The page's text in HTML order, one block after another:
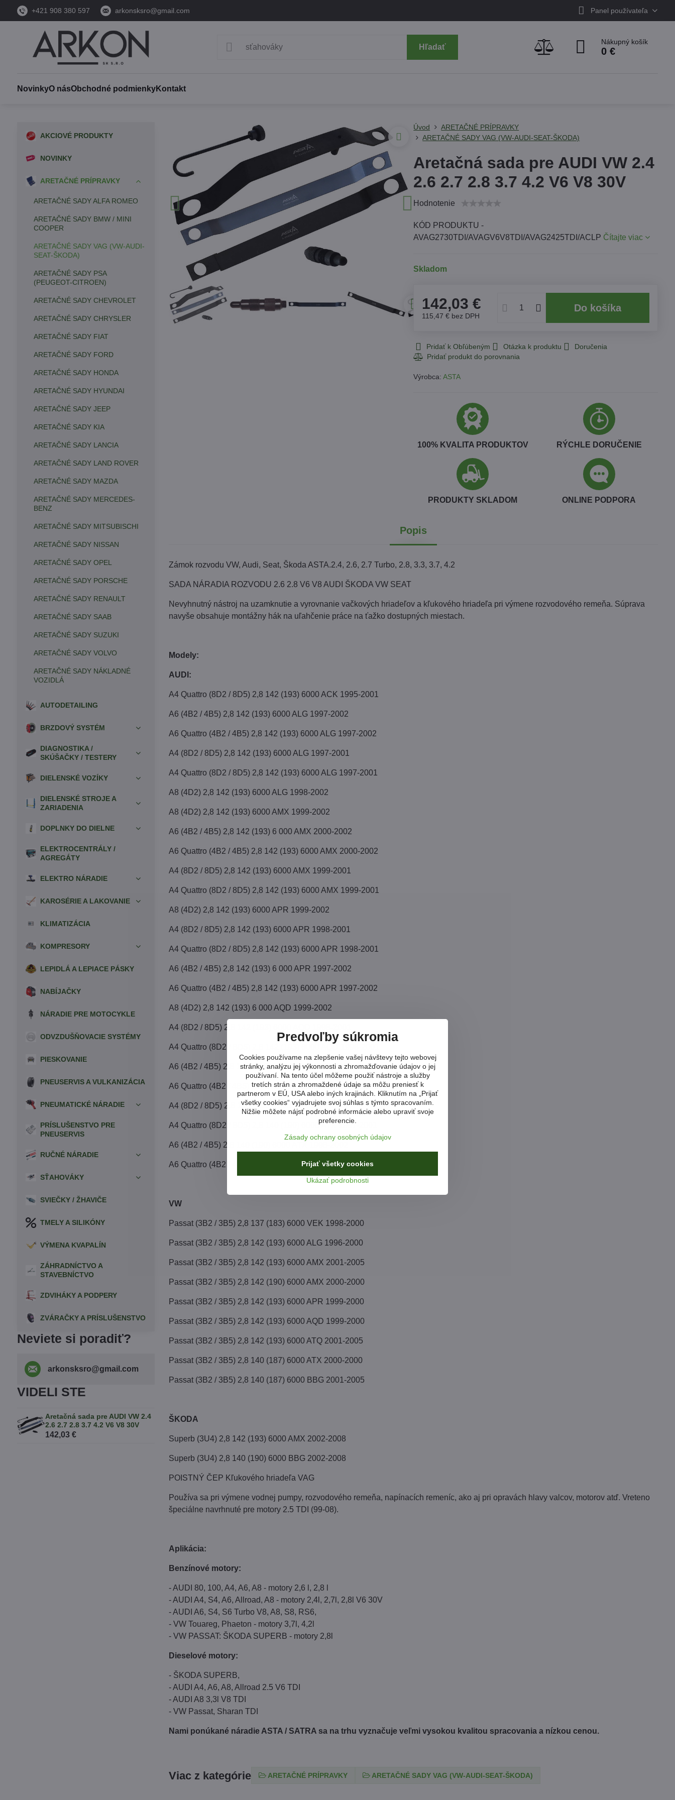
+421 908 380 597 arkonsksro@gmail.com Panel používateľa
Hľadať
Nákupný košík
0 €
NovinkyO násObchodné podmienkyKontakt
Úvod
ARETAČNÉ PRÍPRAVKY
ARETAČNÉ SADY VAG (VW-AUDI-SEAT-ŠKODA)
Aretačná sada pre AUDI VW 2.4
2.6 2.7 2.8 3.7 4.2 V6 V8 30V
Hodnotenie
KÓD PRODUKTU -
AVAG2730TDI/AVAGV6V8TDI/AVAG2425TDI/ACLP Čítajte viac
Skladom
142,03 €
115,47 € bez DPH
Do košíka
Pridať k Obľúbeným Otázka k produktu Doručenia
Výrobca:ASTA
100% KVALITA PRODUKTOV RÝCHLE DORUČENIE
PRODUKTY SKLADOM ONLINE PODPORA
Popis
Zámok rozvodu VW, Audi, Seat, Škoda ASTA.2.4, 2.6, 2.7 Turbo, 2.8, 3.3, 3.7, 4.2
SADA NÁRADIA ROZVODU 2.6 2.8 V6 V8 AUDI ŠKODA VW SEAT
Nevyhnutný nástroj na uzamknutie a vyrovnanie vačkových hriadeľov a kľukového hriadeľa pri výmene rozvodového remeňa. Súprava
navyše obsahuje montážny hák na uľahčenie práce na ťažko dostupných miestach.
Modely:
AUDI:
A4 Quattro (8D2 / 8D5) 2,8 142 (193) 6000 ACK 1995-2001
A6 (4B2 / 4B5) 2,8 142 (193) 6000 ALG 1997-2002
A6 Quattro (4B2 / 4B5) 2,8 142 (193) 6000 ALG 1997-2002
A4 (8D2 / 8D5) 2,8 142 (193) 6000 ALG 1997-2001
A4 Quattro (8D2 / 8D5) 2,8 142 (193) 6000 ALG 1997-2001
A8 (4D2) 2,8 142 (193) 6000 ALG 1998-2002
A8 (4D2) 2,8 142 (193) 6000 AMX 1999-2002
A6 (4B2 / 4B5) 2,8 142 (193) 6 000 AMX 2000-2002
A6 Quattro (4B2 / 4B5) 2,8 142 (193) 6000 AMX 2000-2002
A4 (8D2 / 8D5) 2,8 142 (193) 6000 AMX 1999-2001
A4 Quattro (8D2 / 8D5) 2,8 142 (193) 6000 AMX 1999-2001
A8 (4D2) 2,8 142 (193) 6000 APR 1999-2002
A4 (8D2 / 8D5) 2,8 142 (193) 6000 APR 1998-2001
A4 Quattro (8D2 / 8D5) 2,8 142 (193) 6000 APR 1998-2001
A6 (4B2 / 4B5) 2,8 142 (193) 6 000 APR 1997-2002
A6 Quattro (4B2 / 4B5) 2,8 142 (193) 6000 APR 1997-2002
A8 (4D2) 2,8 142 (193) 6 000 AQD 1999-2002
A4 (8D2 / 8D5) 2,8 142 (193) 6000 AQD 1998-2001
A4 Quattro (8D2 / 8D5) 2,8 142 (193) 6000 AQD 1998-2001
A6 (4B2 / 4B5) 2,8 142 (193) 6 000 AQD 1999-2002
A6 Quattro (4B2 / 4B5) 2,8 142 (193) 6000 AQD 1999-2002
A4 (8D2 / 8D5) 2,8 140 (190) 6000 ATX 1997-2001
A4 Quattro (8D2 / 8D5) 2,8 140 (190) 6000 ATX 1997-2001
A6 (4B2 / 4B5) 2,8 140 (190) 6000 ATX 1998-2002
A6 Quattro (4B2 / 4B5) 2,8 140 (190) 6000 ATX 1998-2002
VW
Passat (3B2 / 3B5) 2,8 137 (183) 6000 VEK 1998-2000
Passat (3B2 / 3B5) 2,8 142 (193) 6000 ALG 1996-2000
Passat (3B2 / 3B5) 2,8 142 (193) 6000 AMX 2001-2005
Passat (3B2 / 3B5) 2,8 142 (190) 6000 AMX 2000-2000
Passat (3B2 / 3B5) 2,8 142 (193) 6000 APR 1999-2000
Passat (3B2 / 3B5) 2,8 142 (193) 6000 AQD 1999-2000
Passat (3B2 / 3B5) 2,8 142 (193) 6000 ATQ 2001-2005
Passat (3B2 / 3B5) 2,8 140 (187) 6000 ATX 2000-2000
Passat (3B2 / 3B5) 2,8 140 (187) 6000 BBG 2001-2005
ŠKODA
Superb (3U4) 2,8 142 (193) 6000 AMX 2002-2008
Superb (3U4) 2,8 140 (190) 6000 BBG 2002-2008
POISTNÝ ČEP Kľukového hriadeľa VAG
Používa sa pri výmene vodnej pumpy, rozvodového remeňa, napínacích remeníc, ako aj pri opravách hlavy valcov, motorov atď. Vreteno
špeciálne navrhnuté pre motory 2.5 TDI (99-08).
Aplikácia:
Benzínové motory:
- AUDI 80, 100, A4, A6, A8 - motory 2,6 l, 2,8 l
- AUDI A4, S4, A6, Allroad, A8 - motory 2,4l, 2,7l, 2,8l V6 30V
- AUDI A6, S4, S6 Turbo V8, A8, S8, RS6,
- VW Touareg, Phaeton - motory 3,7l, 4,2l
- VW PASSAT: ŠKODA SUPERB - motory 2,8l
Dieselové motory:
- ŠKODA SUPERB,
- AUDI A4, A6, A8, Allroad 2.5 V6 TDI
- AUDI A8 3,3l V8 TDI
- VW Passat, Sharan TDI
Nami ponúkané náradie ASTA / SATRA sa na trhu vyznačuje veľmi vysokou kvalitou spracovania a nízkou cenou.
Viac z kategórie ARETAČNÉ PRÍPRAVKY ARETAČNÉ SADY VAG (VW-AUDI-SEAT-ŠKODA)
AKCIOVÉ PRODUKTY
NOVINKY
ARETAČNÉ PRÍPRAVKY
ARETAČNÉ SADY ALFA ROMEO
ARETAČNÉ SADY BMW / MINI
COOPER
ARETAČNÉ SADY VAG (VW-AUDI-
SEAT-ŠKODA)
ARETAČNÉ SADY PSA
(PEUGEOT-CITROEN)
ARETAČNÉ SADY CHEVROLET
ARETAČNÉ SADY CHRYSLER
ARETAČNÉ SADY FIAT
ARETAČNÉ SADY FORD
ARETAČNÉ SADY HONDA
ARETAČNÉ SADY HYUNDAI
ARETAČNÉ SADY JEEP
ARETAČNÉ SADY KIA
ARETAČNÉ SADY LANCIA
ARETAČNÉ SADY LAND ROVER
ARETAČNÉ SADY MAZDA
ARETAČNÉ SADY MERCEDES-
BENZ
ARETAČNÉ SADY MITSUBISCHI
ARETAČNÉ SADY NISSAN
ARETAČNÉ SADY OPEL
ARETAČNÉ SADY PORSCHE
ARETAČNÉ SADY RENAULT
ARETAČNÉ SADY SAAB
ARETAČNÉ SADY SUZUKI
ARETAČNÉ SADY VOLVO
ARETAČNÉ SADY NÁKLADNÉ
VOZIDLÁ
AUTODETAILING
BRZDOVÝ SYSTÉM
DIAGNOSTIKA /
SKÚŠAČKY / TESTERY
DIELENSKÉ VOZÍKY
DIELENSKÉ STROJE A
ZARIADENIA
DOPLNKY DO DIELNE
ELEKTROCENTRÁLY /
AGREGÁTY
ELEKTRO NÁRADIE
KAROSÉRIE A LAKOVANIE
KLIMATIZÁCIA
KOMPRESORY
LEPIDLÁ A LEPIACE PÁSKY
NABÍJAČKY
NÁRADIE PRE MOTOCYKLE
ODVZDUŠŇOVACIE SYSTÉMY
PIESKOVANIE
PNEUSERVIS A VULKANIZÁCIA
PNEUMATICKÉ NÁRADIE
PRÍSLUŠENSTVO PRE
PNEUSERVIS
RUČNÉ NÁRADIE
SŤAHOVÁKY
SVIEČKY / ŽHAVIČE
TMELY A SILIKÓNY
VÝMENA KVAPALÍN
ZÁHRADNÍCTVO A
STAVEBNÍCTVO
ZDVIHÁKY A PODPERY
ZVÁRAČKY A PRÍSLUŠENSTVO
Neviete si poradiť?
arkonsksro​@gmail​.com
VIDELI STE
Aretačná sada pre AUDI VW 2.4
2.6 2.7 2.8 3.7 4.2 V6 V8 30V
142,03 €
Predvoľby súkromia
Cookies používame na zlepšenie vašej návštevy tejto webovej
stránky, analýzu jej výkonnosti a zhromažďovanie údajov o jej
používaní. Na tento účel môžeme použiť nástroje a služby
tretích strán a zhromaždené údaje sa môžu preniesť k
partnerom v EÚ, USA alebo iných krajinách. Kliknutím na „Prijať
všetky cookies“ vyjadrujete svoj súhlas s týmto spracovaním.
Nižšie môžete nájsť podrobné informácie alebo upraviť svoje
preferencie.
Zásady ochrany osobných údajov
Ukázať podrobnosti
Prijať všetky cookies